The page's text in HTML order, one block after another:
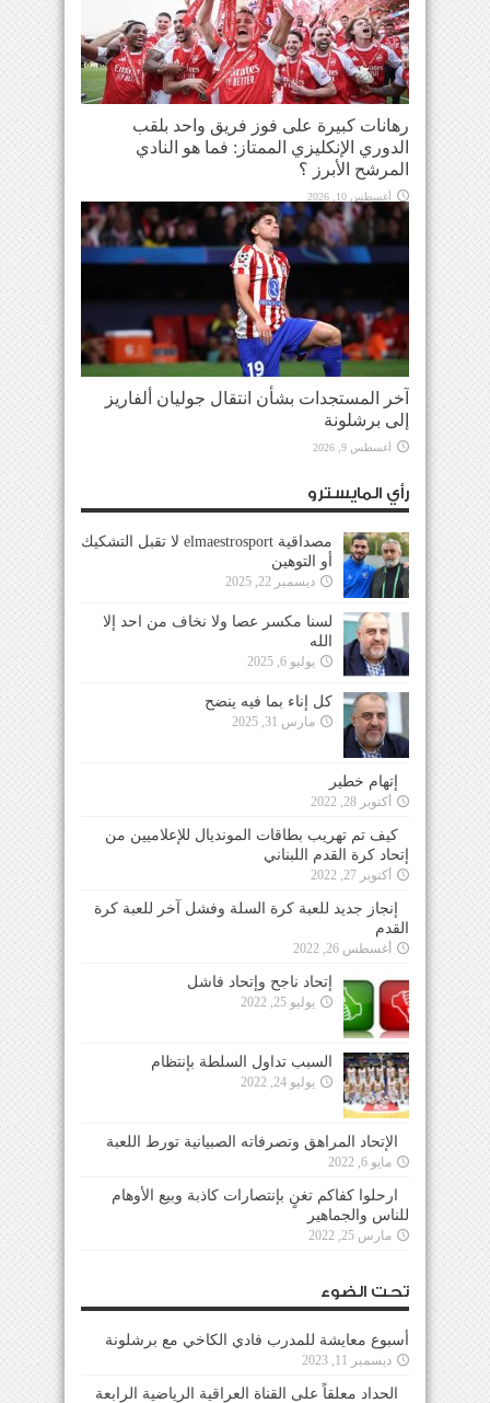
رهانات كبيرة على فوز فريق واحد بلقب
الدوري الإنكليزي الممتاز: فما هو النادي
المرشح الأبرز ؟
أغسطس 10, 2026
آخر المستجدات بشأن انتقال جوليان ألفاريز
إلى برشلونة
أغسطس 9, 2026
رأي المايسترو
مصداقية elmaestrosport لا تقبل التشكيك
أو التوهين
ديسمبر 22, 2025
لسنا مكسر عصا ولا نخاف من احد إلا
الله
يوليو 6, 2025
كل إناء بما فيه ينضح
مارس 31, 2025
إتهام خطير
أكتوبر 28, 2022
كيف تم تهريب بطاقات المونديال للإعلاميين من
إتحاد كرة القدم اللبناني
أكتوبر 27, 2022
إنجاز جديد للعبة كرة السلة وفشل آخر للعبة كرة
القدم
أغسطس 26, 2022
إتحاد ناجح وإتحاد فاشل
يوليو 25, 2022
السبب تداول السلطة بإنتظام
يوليو 24, 2022
الإتحاد المراهق وتصرفاته الصبيانية تورط اللعبة
مايو 6, 2022
ارحلوا كفاكم تغنٍ بإنتصارات كاذبة وبيع الأوهام
للناس والجماهير
مارس 25, 2022
تحت الضوء
أسبوع معايشة للمدرب فادي الكاخي مع برشلونة
ديسمبر 11, 2023
الحداد معلقاً على القناة العراقية الرياضية الرابعة